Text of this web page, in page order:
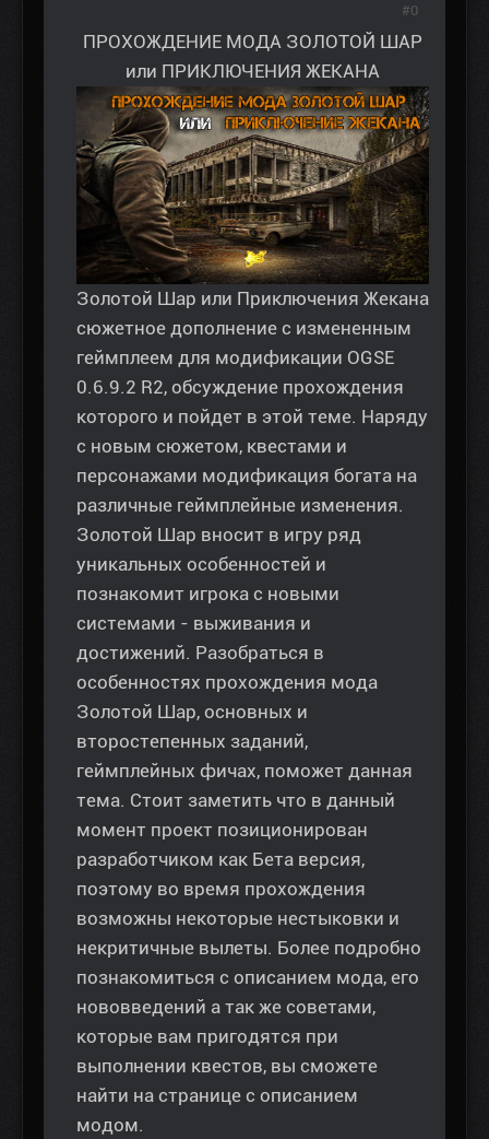
ПРОХОЖДЕНИЕ МОДА ЗОЛОТОЙ ШАР
или ПРИКЛЮЧЕНИЯ ЖЕКАНА
Золотой Шар или Приключения Жекана
сюжетное дополнение с измененным
геймплеем для модификации OGSE
0.6.9.2 R2, обсуждение прохождения
которого и пойдет в этой теме. Наряду
с новым сюжетом, квестами и
персонажами модификация богата на
различные геймплейные изменения.
Золотой Шар вносит в игру ряд
уникальных особенностей и
познакомит игрока с новыми
системами - выживания и
достижений. Разобраться в
особенностях прохождения мода
Золотой Шар, основных и
второстепенных заданий,
геймплейных фичах, поможет данная
тема. Стоит заметить что в данный
момент проект позиционирован
разработчиком как Бета версия,
поэтому во время прохождения
возможны некоторые нестыковки и
некритичные вылеты. Более подробно
познакомиться с описанием мода, его
нововведений а так же советами,
которые вам пригодятся при
выполнении квестов, вы сможете
найти на странице с описанием
модом.
#0